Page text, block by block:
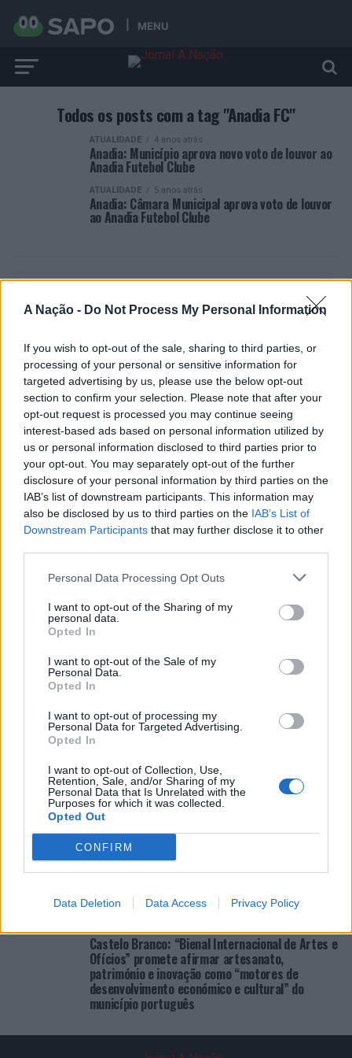
A Nação - Do Not Process My Personal Information
If you wish to opt-out of the sale, sharing to third parties, or
processing of your personal or sensitive information for
targeted advertising by us, please use the below opt-out
section to confirm your selection. Please note that after your
opt-out request is processed you may continue seeing
interest-based ads based on personal information utilized by
us or personal information disclosed to third parties prior to
your opt-out. You may separately opt-out of the further
disclosure of your personal information by third parties on the
IAB’s list of downstream participants. This information may
also be disclosed by us to third parties on the IAB’s List of
Downstream Participants that may further disclose it to other
Personal Data Processing Opt Outs
I want to opt-out of the Sharing of my
personal data.
Opted In
I want to opt-out of the Sale of my
Personal Data.
Opted In
I want to opt-out of processing my
Personal Data for Targeted Advertising.
Opted In
I want to opt-out of Collection, Use,
Retention, Sale, and/or Sharing of my
Personal Data that Is Unrelated with the
Purposes for which it was collected.
Opted Out
CONFIRM
Data Deletion Data Access Privacy Policy
MENU
Todos os posts com a tag "Anadia FC"
ATUALIDADE 4 anos atrás
Anadia: Município aprova novo voto de louvor ao
Anadia Futebol Clube
ATUALIDADE 5 anos atrás
Anadia: Câmara Municipal aprova voto de louvor
ao Anadia Futebol Clube
Cultura digital pode “comprometer” a criatividade antes
de “provocar” mudanças genéticas, diz neurocientista
“Millennium Estoril Open 2026” regressou ao circuito ATP
com vitória do francês Luca Van Assche
Castelo Branco: “Bienal Internacional de Artes e Ofícios”
promete afirmar artesanato, património e inovação como
“motores de desenvolvimento económico e cultural” do
município português
Covilhã: Especialista aponta investimento estrangeiro e
valorização imobiliária como motores do crescimento da
Rio de Janeiro: Governo do Estado propõe parceria com a
exterior”
COMENTÁRIOS RECENTES
ÚLTIMAS DESTAQUE
ATUALIDADE 23 horas atrás
Cultura digital pode “comprometer” a
criatividade antes de “provocar” mudanças
genéticas, diz neurocientista
ATUALIDADE 2 dias atrás
“Millennium Estoril Open 2026” regressou ao
Assche
Castelo Branco: “Bienal Internacional de Artes e
Ofícios” promete afirmar artesanato,
património e inovação como “motores de
desenvolvimento económico e cultural” do
município português